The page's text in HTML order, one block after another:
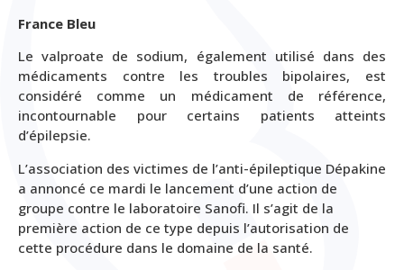
France Bleu
Le valproate de sodium, également utilisé dans des
médicaments contre les troubles bipolaires, est
considéré comme un médicament de référence,
incontournable pour certains patients atteints
d’épilepsie.
L’association des victimes de l’anti-épileptique Dépakine
a annoncé ce mardi le lancement d’une action de
groupe contre le laboratoire Sanofi. Il s’agit de la
première action de ce type depuis l’autorisation de
cette procédure dans le domaine de la santé.